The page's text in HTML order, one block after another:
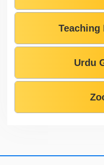
Teaching
Urdu